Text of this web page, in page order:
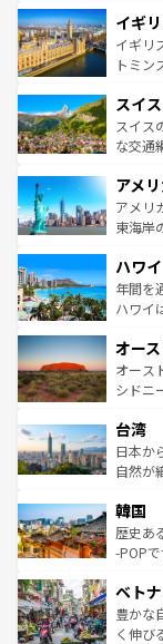
いる。
香り高
らに、
れる地
を参照
顔を持
ルリン
してラ
は、お酒
ドイツ
イギ
イギリ
トミン
リアご
ティー
戦など
ンツ一
スイス
スイス
な交通
の建物
博物館
ことが
ば市内
着のス
アメ
アメリ
東海岸
のよう
ンメン
西部に
部のニ
文化が
しみな
ならではの
情報は
ハワイ
年間を
ハワイ
ワイ島
島だが
おすす
れるお
人々、
ク、伝
ワイを、存
はコン
オー
オース
シドニ
リアリ
ク）、
ど、見
いる。
ビング
い。オ
参照し
台湾
日本か
自然が
ン）、
と山間
驚きを
容にも
照して
韓国
歴史あ
-POP
き、地
できる
まで、
ベト
豊かな
く伸び